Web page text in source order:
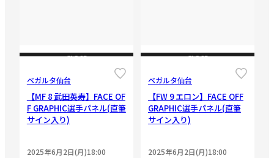
CLOSE
ベガルタ仙台
【MF 8 武田英寿】FACE OF
F GRAPHIC選手パネル(直筆
サイン入り)
2025年6月2日(月)18:00
CLOSE
ベガルタ仙台
【FW 9 エロン】FACE OFF
GRAPHIC選手パネル(直筆
サイン入り)
2025年6月2日(月)18:00